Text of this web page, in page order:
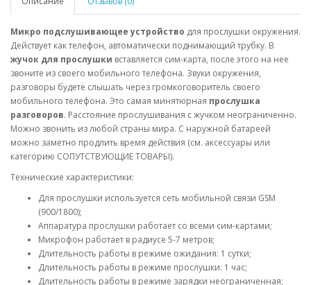
Микро подслушивающее устройство для прослушки окружения.
Действует как телефон, автоматически поднимающий трубку. В
жучок для прослушки вставляется сим-карта, после этого на нее
звоните из своего мобильного телефона. Звуки окружения,
разговоры будете слышать через громкоговоритель своего
мобильного телефона. Это самая минятюрная прослушка
разговоров. Расстояние прослушивания с жучком неограниченно.
Можно звонить из любой страны мира. С наружной батареей
можно заметно продлить время действия (см. аксессуары или
категорию СОПУТСТВУЮЩИЕ ТОВАРЫ).
Технические характеристики:
Для прослушки используется сеть мобильной связи GSM
(900/1800);
Аппаратура прослушки работает со всеми сим-картами;
Микрофон работает в радиусе 5-7 метров;
Длительность работы в режиме ожидания: 1 сутки;
Длительность работы в режиме прослушки: 1 час;
Длительность работы в режиме зарядки неограниченная;